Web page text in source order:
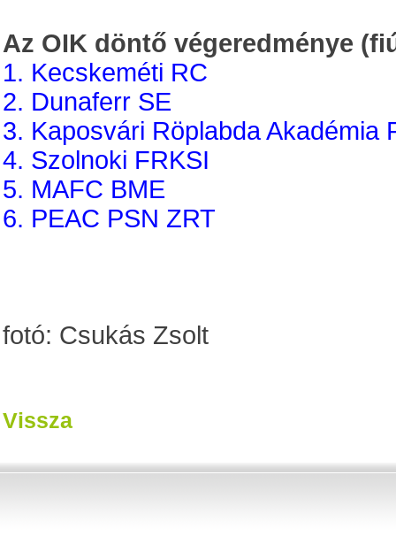
Az OIK döntő végeredménye
1. Kecskeméti RC
2. Dunaferr SE
3. Kaposvári Röplabda Akadémia
4. Szolnoki FRKSI
5. MAFC BME
6. PEAC PSN ZRT
fotó: Csukás Zsolt
Vissza